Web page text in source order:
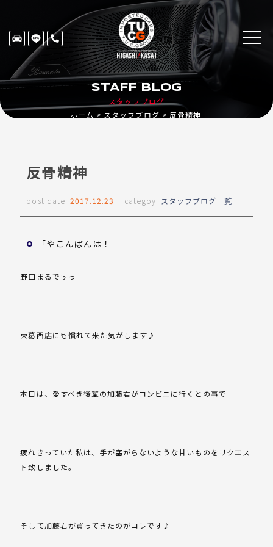
スタッフブログ
STAFF BLOG
ホーム スタッフブログ 反骨精神
反骨精神
post date: 2017.12.23 categoy: スタッフブログ一覧
「やこんばんは！
野口まるですっ
東葛西店にも慣れて来た気がします♪
本日は、愛すべき後輩の加藤君がコンビニに行くとの事で
疲れきっていた私は、手が塞がらないような甘いものをリクエス
ト致しました。
そして加藤君が買ってきたのがコレです♪